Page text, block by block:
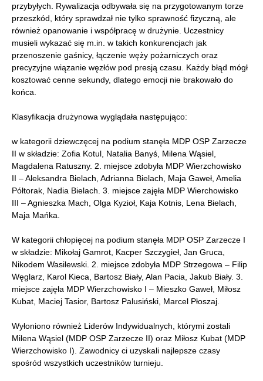
przybyłych. Rywalizacja odbywała się na przygotowanym torze
przeszkód, który sprawdzał nie tylko sprawność fizyczną, ale
również opanowanie i współpracę w drużynie. Uczestnicy
musieli wykazać się m.in. w takich konkurencjach jak
przenoszenie gaśnicy, łączenie węży pożarniczych oraz
precyzyjne wiązanie węzłów pod presją czasu. Każdy błąd mógł
kosztować cenne sekundy, dlatego emocji nie brakowało do
końca.
Klasyfikacja drużynowa wyglądała następująco:
w kategorii dziewczęcej na podium stanęła MDP OSP Zarzecze
II w składzie: Zofia Kotul, Natalia Banyś, Milena Wąsiel,
Magdalena Ratuszny. 2. miejsce zdobyła MDP Wierzchowisko
II – Aleksandra Bielach, Adrianna Bielach, Maja Gaweł, Amelia
Półtorak, Nadia Bielach. 3. miejsce zajęła MDP Wierchowisko
III – Agnieszka Mach, Olga Kyzioł, Kaja Kotnis, Lena Bielach,
Maja Mańka.
W kategorii chłopięcej na podium stanęła MDP OSP Zarzecze I
w składzie: Mikołaj Gamrot, Kacper Szczygieł, Jan Gruca,
Nikodem Wasilewski. 2. miejsce zdobyła MDP Strzegowa – Filip
Węglarz, Karol Kieca, Bartosz Biały, Alan Pacia, Jakub Biały. 3.
miejsce zajęła MDP Wierzchowisko I – Mieszko Gaweł, Miłosz
Kubat, Maciej Tasior, Bartosz Palusiński, Marcel Płoszaj.
Wyłoniono również Liderów Indywidualnych, którymi zostali
Milena Wąsiel (MDP OSP Zarzecze II) oraz Miłosz Kubat (MDP
Wierzchowisko I). Zawodnicy ci uzyskali najlepsze czasy
spośród wszystkich uczestników turnieju.